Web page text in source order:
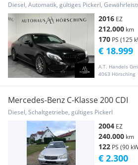
Diesel, Automatik, gültiges Pickerl,
2016 EZ
212.000 km
170 PS (125
A.T. Handels
4063 Hörsching
€ 18.999
Mercedes-Benz C-Klasse 200 CDI
Diesel, Schaltgetriebe, gültiges Pickerl
2004 EZ
240.000 km
122 PS (90
€ 2.300